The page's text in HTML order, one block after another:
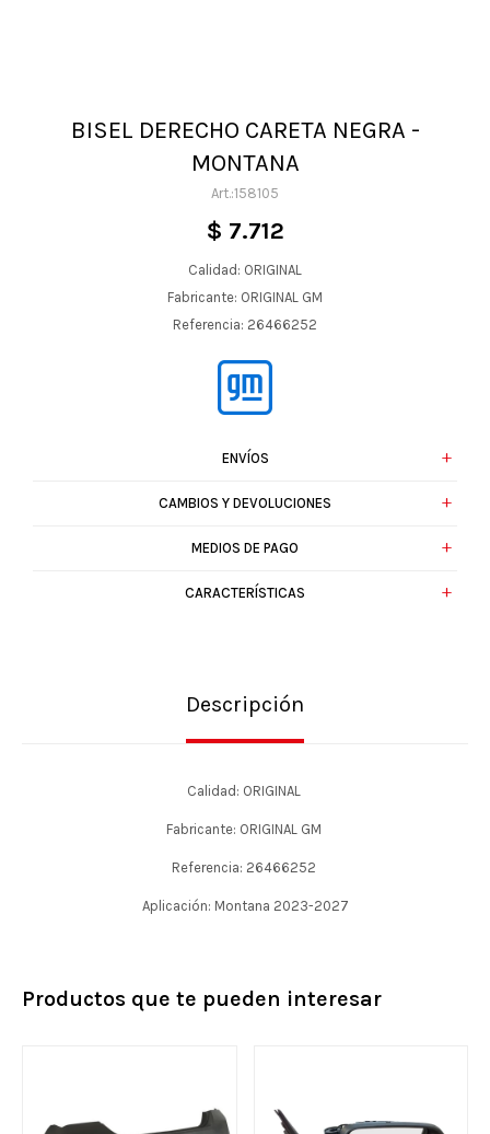
BISEL DERECHO CARETA NEGRA -
MONTANA
158105
$ 7.712
Calidad: ORIGINAL
Fabricante: ORIGINAL GM
Referencia: 26466252
ENVÍOS
CAMBIOS Y DEVOLUCIONES
MEDIOS DE PAGO
CARACTERÍSTICAS
Descripción
Calidad: ORIGINAL
Fabricante: ORIGINAL GM
Referencia: 26466252
Aplicación: Montana 2023-2027
Productos que te pueden interesar